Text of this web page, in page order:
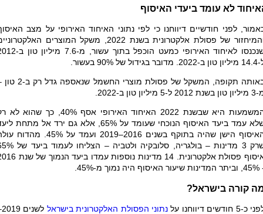
לא עומד ביעדי האיסוף
לפני חודשיים דיווחנו כי לפי נתוני האיחוד האירופי על מצב
והמיחזור של פסולת אלקטרונית בשנת 2022, משקל המוצרים
שנכנסו לאיחוד האירופי כמעט הוכפל בתוך עשור, מ-7.6
מדובר בגידול של 90% בעשור.
באותה תקופה, המשקל של פסולת מוצרי החשמל שנאספה
בשנת 2012 ל-5 מיליון טון ב-2022.
המשמעות היא שבשנת 2022 האיחוד האירופי אסף 40%, כך שהוא
שלא עמד ביעד האיסוף הנוכחי שעומד על 65%, אלא גם ירד אל מתחת
האיסוף הישן שהיה בתוקף בשנים 2016–2019 ועמד על 45%.
שרק 3 מדינות – בולגריה, סלובקיה ולטביה – הצליחו
איסוף פסולת אלקטרונית. 14 מדינות נוספות עמדו ביעד
היה נמוך מ-45%
קורה בישראל?
כ-5 חודשים דיווחנו על נתוני הפסולת האלקטרונית בישראל